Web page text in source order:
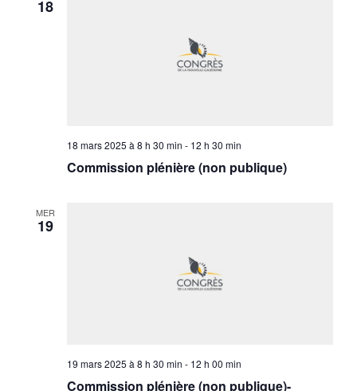
18
Commission plénière (non publique)
18 mars 2025 à 8 h 30 min - 12 h 30 min
MER
19
Commission plénière (non publique)-
19 mars 2025 à 8 h 30 min - 12 h 00 min